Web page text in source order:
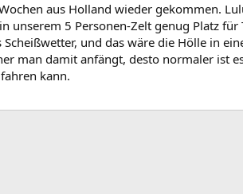
aus Holland wieder gekommen.
unserem 5 Personen-Zelt genug Platz
und das wäre die Hölle in
man damit anfängt, desto normaler ist
kann.